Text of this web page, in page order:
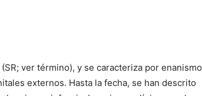
ver término), y se caracteriza por enanismo
externos. Hasta la fecha, se han descrito